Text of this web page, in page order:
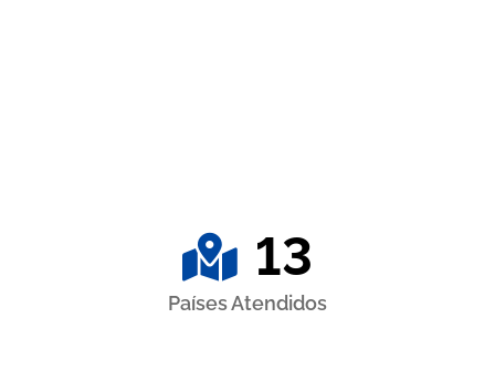
13
Países Atendidos​